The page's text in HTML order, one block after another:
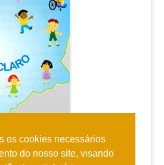
os cookies necessários
do nosso site, visando